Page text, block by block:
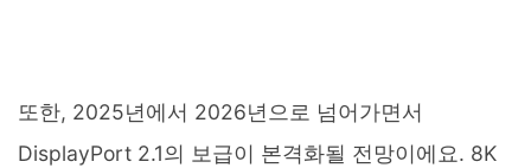
또한, 2025년에서 2026년으로 넘어가면서
DisplayPort 2.1의 보급이 본격화될 전망이에요. 8K